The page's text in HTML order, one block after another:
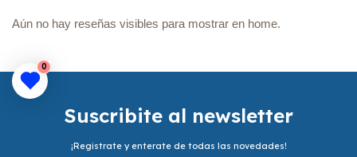
Aún no hay reseñas visibles para mostrar en home.
Suscribite al newsletter
¡Registrate y enterate de todas las novedades!
0